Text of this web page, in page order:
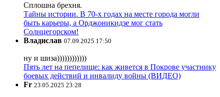
Сплошна брехня.
Тайны истории. В 70-х годах на месте города могли
быть карьеры, а Орджоникидзе мог стать
Солнцегорском!
Владислав 07.09.2025 17:50
ну и шиза))))))))))))
Пять лет на пепелище: как живется в Покрове участнику
боевых действий и инвалиду войны (ВИДЕО)
Fr 23.05.2025 23:28